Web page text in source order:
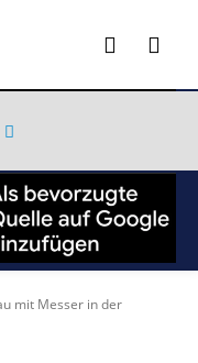
mit Messer in der